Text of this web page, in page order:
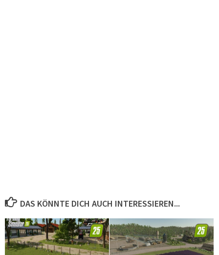
DAS KÖNNTE DICH AUCH INTERESSIEREN...